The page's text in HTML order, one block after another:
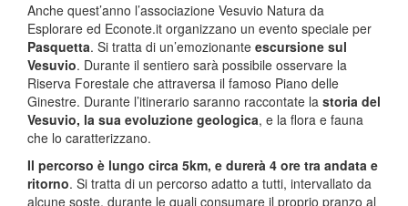
Anche quest’anno l’associazione Vesuvio Natura da
Esplorare ed Econote.it organizzano un evento speciale per
Pasquetta. Si tratta di un’emozionante escursione sul
Vesuvio. Durante il sentiero sarà possibile osservare la
Riserva Forestale che attraversa il famoso Piano delle
Ginestre. Durante l’itinerario saranno raccontate la storia del
Vesuvio, la sua evoluzione geologica, e la flora e fauna
che lo caratterizzano.
Il percorso è lungo circa 5km, e durerà 4 ore tra andata e
ritorno. Si tratta di un percorso adatto a tutti, intervallato da
alcune soste, durante le quali consumare il proprio pranzo al